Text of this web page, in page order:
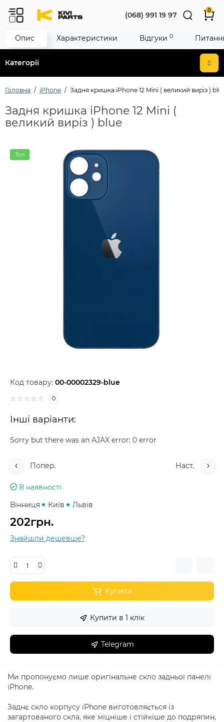
Категорії
(068) 991 19 97
0
Головна iPhone Задня кришка iPhone 12 Mini ( великий виріз )
Задня кришка iPhone 12 Mini (
великий виріз ) blue
Топ
Код товару: 00-00002329-blue
0
Інші варіанти:
Sorry but there was an AJAX error: 0 error
Попер. Наст.
В наявності
Вінниця
Київ Львів
202грн.
Знайшли дешевше?
Купити
Купити в 1 клік
Telegram
Опис Характеристики Відгуки 0
Ми пропонуємо лише оригінальне скло задньої панелі
iPhone.
Заднє скло корпусу iPhone виготовляється із
загартованого скла, яке міцніше і стійкіше до подряпин,